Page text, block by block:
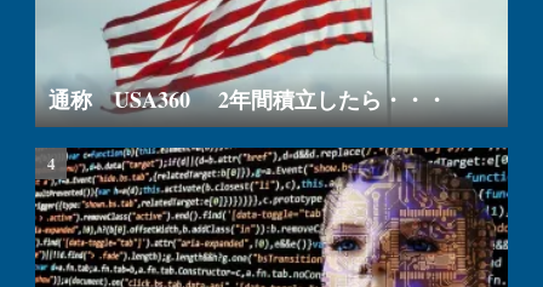
通称 USA360 2年間積立したら・・・